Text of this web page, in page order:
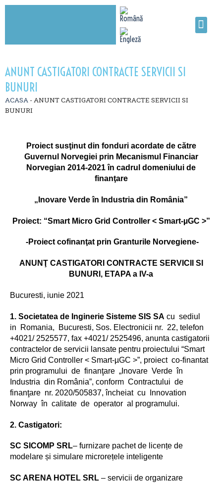
ANUNT CASTIGATORI CONTRACTE SERVICII SI
BUNURI
ACASA -ANUNT CASTIGATORI CONTRACTE SERVICII SI
BUNURI
Proiect susţinut din fonduri acordate de către
Guvernul Norvegiei prin Mecanismul Financiar
Norvegian 2014-2021 în cadrul domeniului de
finanţare
„Inovare Verde în Industria din România”
Proiect: “Smart Micro Grid Controller < Smart-µGC >”
-Proiect cofinanţat prin Granturile Norvegiene-
ANUNŢ CASTIGATORI CONTRACTE SERVICII
SI
BUNURI, ETAPA a IV-a
Bucuresti, iunie 2021
1. Societatea de Inginerie Sisteme SIS SA cu sediul
in Romania, Bucuresti, Sos. Electronicii nr. 22, telefon
+4021/ 2525577, fax +4021/ 2525496, anunta castigatorii
contractelor de servicii lansate pentru proiectului “Smart
Micro Grid Controller < Smart-µGC >”, proiect co-finantat
prin programului de finanţare „Inovare Verde în
Industria din România”, conform Contractului de
finanţare nr. 2020/505837, încheiat cu Innovation
Norway în calitate de operator al programului.
2. Castigatori:
SC SICOMP SRL– furnizare pachet de licențe de
modelare și simulare microrețele inteligente
SC ARENA HOTEL SRL – servicii de organizare